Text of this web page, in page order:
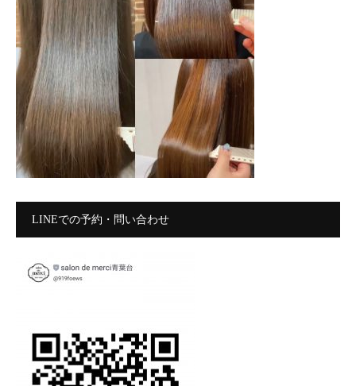
LINEでの予約・問い合わせ